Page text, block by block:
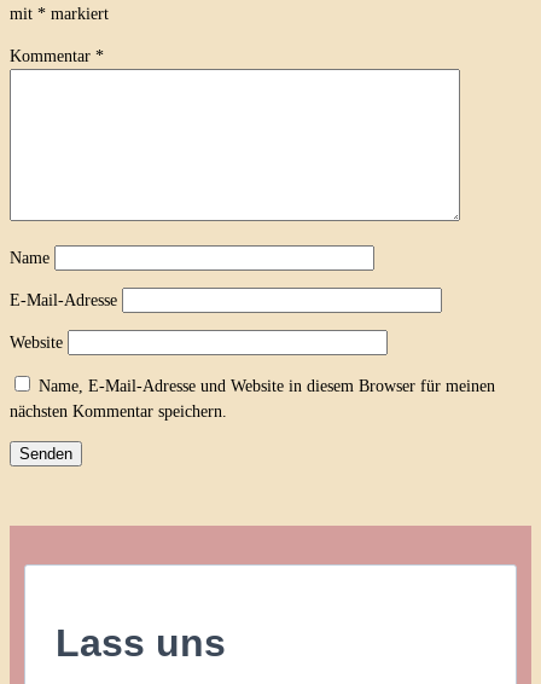
mit * markiert
Kommentar *
Name
E-Mail-Adresse
Website
Name, E-Mail-Adresse und Website in diesem Browser für meinen
nächsten Kommentar speichern.
Lass uns